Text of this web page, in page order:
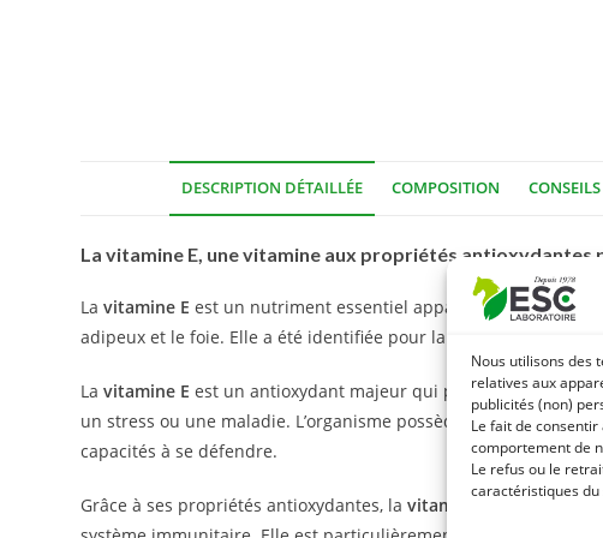
Nous utilisons des
relatives aux
publicités (non)
Le fait de
comportement de
Le refus ou le
caractéristiques du
DESCRIPTION DÉTAILLÉE COMPOSITION
La vitamine E, une vitamine aux propriétés antioxydantes
Lavitamine E est un nutriment essentiel appartenant à la
adipeux et le foie. Elle a été identifiée pour la première fois en
Lavitamine E est un antioxydant majeur qui participe à la
un stress ou une maladie. L’organisme possède ses propres
capacités à se défendre.
Grâce à ses propriétés antioxydantes, lavitamine E
contribue à